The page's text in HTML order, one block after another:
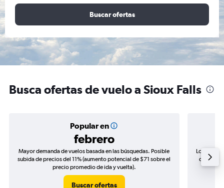
Buscar ofertas
Busca ofertas de vuelo a Sioux Falls
Popular en
febrero
Mayor demanda de vuelos basada en las búsquedas. Posible
subida de precios del 11% (aumento potencial de $71 sobre el
precio promedio de ida y vuelta).
Buscar ofertas
Los
de